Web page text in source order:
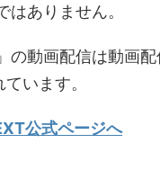
はありません。
の動画配信は動画
います。
公式ページへ